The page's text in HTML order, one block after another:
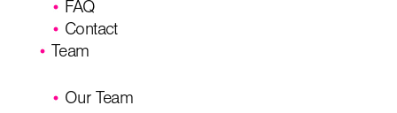
FAQ
Contact
Team
Our Team